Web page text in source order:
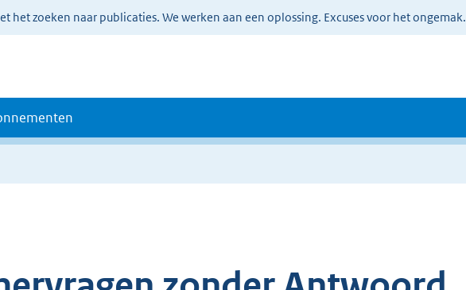
het zoeken naar publicaties. We werken aan een oplossing. Excuses voor het ongemak.